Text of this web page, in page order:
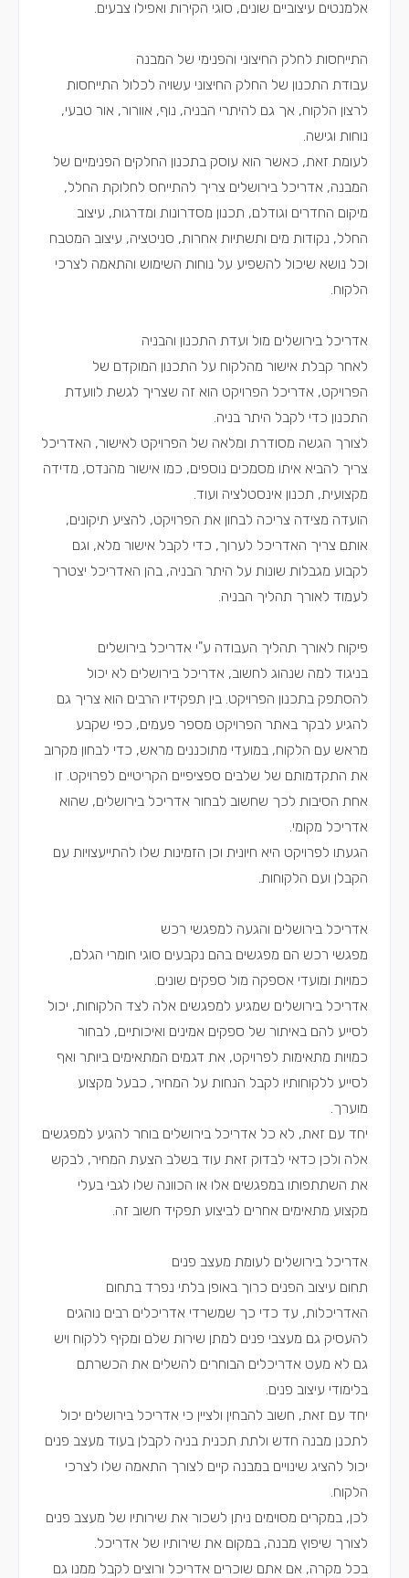
אלמנטים עיצוביים שונים, סוגי הקירות ואפילו צבעים.
התייחסות לחלק החיצוני והפנימי של המבנה
עבודת התכנון של החלק החיצוני עשויה לכלול התייחסות
לרצון הלקוח, אך גם להיתרי הבניה, נוף, אוורור, אור טבעי,
נוחות וגישה.
לעומת זאת, כאשר הוא עוסק בתכנון החלקים הפנימיים של
המבנה, אדריכל בירושלים צריך להתייחס לחלוקת החלל,
מיקום החדרים וגודלם, תכנון מסדרונות ומדרגות, עיצוב
החלל, נקודות מים ותשתיות אחרות, סניטציה, עיצוב המטבח
וכל נושא שיכול להשפיע על נוחות השימוש והתאמה לצרכי
הלקוח.
אדריכל בירושלים מול ועדת התכנון והבניה
לאחר קבלת אישור מהלקוח על התכנון המוקדם של
הפרויקט, אדריכל הפרויקט הוא זה שצריך לגשת לוועדת
התכנון כדי לקבל היתר בניה.
לצורך הגשה מסודרת ומלאה של הפרויקט לאישור, האדריכל
צריך להביא איתו מסמכים נוספים, כמו אישור מהנדס, מדידה
מקצועית, תכנון אינסטלציה ועוד.
הועדה מצידה צריכה לבחון את הפרויקט, להציע תיקונים,
אותם צריך האדריכל לערוך, כדי לקבל אישור מלא, וגם
לקבוע מגבלות שונות על היתר הבניה, בהן האדריכל יצטרך
לעמוד לאורך תהליך הבניה.
פיקוח לאורך תהליך העבודה ע"י אדריכל בירושלים
בניגוד למה שנהוג לחשוב, אדריכל בירושלים לא יכול
להסתפק בתכנון הפרויקט. בין תפקידיו הרבים הוא צריך גם
להגיע לבקר באתר הפרויקט מספר פעמים, כפי שקבע
מראש עם הלקוח, במועדי מתוכננים מראש, כדי לבחון מקרוב
את התקדמותם של שלבים ספציפיים הקריטיים לפרויקט. זו
אחת הסיבות לכך שחשוב לבחור אדריכל בירושלים, שהוא
אדריכל מקומי.
הגעתו לפרויקט היא חיונית וכן הזמינות שלו להתייעצויות עם
הקבלן ועם הלקוחות.
אדריכל בירושלים והגעה למפגשי רכש
מפגשי רכש הם מפגשים בהם נקבעים סוגי חומרי הגלם,
כמויות ומועדי אספקה מול ספקים שונים.
אדריכל בירושלים שמגיע למפגשים אלה לצד הלקוחות, יכול
לסייע להם באיתור של ספקים אמינים ואיכותיים, לבחור
כמויות מתאימות לפרויקט, את דגמים המתאימים ביותר ואף
לסייע ללקוחותיו לקבל הנחות על המחיר, כבעל מקצוע
מוערך.
יחד עם זאת, לא כל אדריכל בירושלים בוחר להגיע למפגשים
אלה ולכן כדאי לבדוק זאת עוד בשלב הצעת המחיר, לבקש
את השתתפותו במפגשים אלו או הכוונה שלו לגבי בעלי
מקצוע מתאימים אחרים לביצוע תפקיד חשוב זה.
אדריכל בירושלים לעומת מעצב פנים
תחום עיצוב הפנים כרוך באופן בלתי נפרד בתחום
האדריכלות, עד כדי כך שמשרדי אדריכלים רבים נוהגים
להעסיק גם מעצבי פנים למתן שירות שלם ומקיף ללקוח ויש
גם לא מעט אדריכלים הבוחרים להשלים את הכשרתם
בלימודי עיצוב פנים.
יחד עם זאת, חשוב להבחין ולציין כי אדריכל בירושלים יכול
לתכנן מבנה חדש ולתת תכנית בניה לקבלן בעוד מעצב פנים
יכול להציג שינויים במבנה קיים לצורך התאמה שלו לצרכי
הלקוח.
לכן, במקרים מסוימים ניתן לשכור את שירותיו של מעצב פנים
לצורך שיפוץ מבנה, במקום את שירותיו של אדריכל.
בכל מקרה, אם אתם שוכרים אדריכל ורוצים לקבל ממנו גם